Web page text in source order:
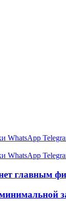
WhatsApp
WhatsApp
главным